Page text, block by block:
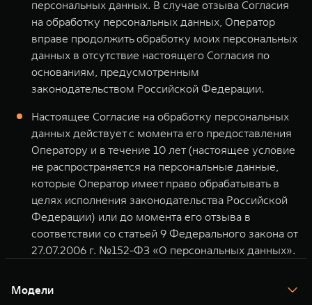
персональных данных. В случае отзыва Согласия
на обработку персональных данных, Оператор
вправе продолжить обработку моих персональных
данных в отсутствие настоящего Согласия по
основаниям, предусмотренным
законодательством Российской Федерации.
Настоящее Согласие на обработку персональных
данных действует с момента его предоставления
Оператору и в течение 10 лет (настоящее условие
не распространяется на персональные данные,
которые Оператор имеет право обрабатывать в
целях исполнения законодательства Российской
Федерации) или до момента его отзыва в
соответствии со статьей 9 Федерального закона от
27.07.2006 г. №152-ФЗ «О персональных данных».
Модели